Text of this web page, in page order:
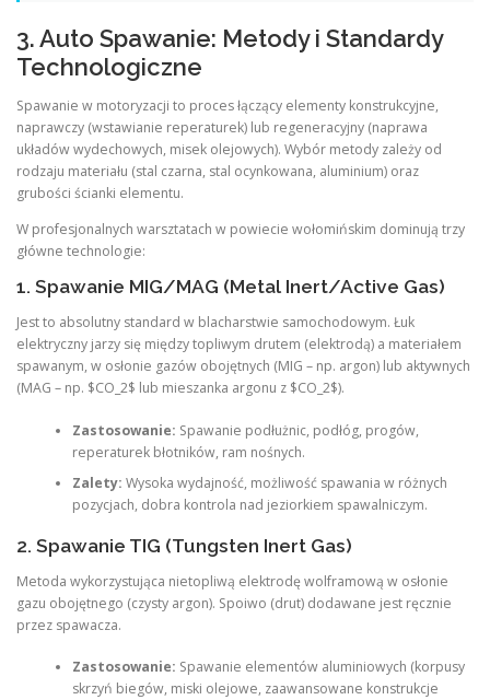
3. Auto Spawanie: Metody i Standardy
Technologiczne
Spawanie w motoryzacji to proces łączący elementy konstrukcyjne,
naprawczy (wstawianie reperaturek) lub regeneracyjny (naprawa
układów wydechowych, misek olejowych). Wybór metody zależy od
rodzaju materiału (stal czarna, stal ocynkowana, aluminium) oraz
grubości ścianki elementu.
W profesjonalnych warsztatach w powiecie wołomińskim dominują trzy
główne technologie:
1. Spawanie MIG/MAG (Metal Inert/Active Gas)
Jest to absolutny standard w blacharstwie samochodowym. Łuk
elektryczny jarzy się między topliwym drutem (elektrodą) a materiałem
spawanym, w osłonie gazów obojętnych (MIG – np. argon) lub aktywnych
(MAG – np. $CO_2$ lub mieszanka argonu z $CO_2$).
Zastosowanie: Spawanie podłużnic, podłóg, progów,
reperaturek błotników, ram nośnych.
Zalety: Wysoka wydajność, możliwość spawania w różnych
pozycjach, dobra kontrola nad jeziorkiem spawalniczym.
2. Spawanie TIG (Tungsten Inert Gas)
Metoda wykorzystująca nietopliwą elektrodę wolframową w osłonie
gazu obojętnego (czysty argon). Spoiwo (drut) dodawane jest ręcznie
przez spawacza.
Zastosowanie: Spawanie elementów aluminiowych (korpusy
skrzyń biegów, miski olejowe, zaawansowane konstrukcje